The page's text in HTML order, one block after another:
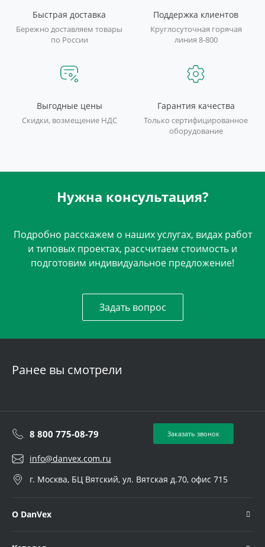
Быстрая доставка
Бережно доставляем товары
по России
Поддержка клиентов
Круглосуточная горячая
линия 8-800
Выгодные цены
Скидки, возмещение НДС
Гарантия качества
Только сертифицированное
оборудование
Нужна консультация?
Подробно расскажем о наших услугах, видах работ
и типовых проектах, рассчитаем стоимость и
подготовим индивидуальное предложение!
Задать вопрос
Ранее вы смотрели
8 800 775-08-79 Заказать звонок
info@danvex.com.ru
г. Москва, БЦ Вятский, ул. Вятская д.70, офис 715
О DanVex